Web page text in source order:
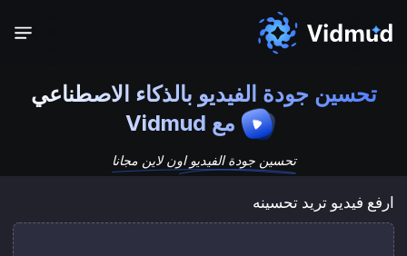
ارفع فيديو تريد تحسينه
تحسين جودة الفيديو بالذكاء الاصطناعي
مع Vidmud
تحسين جودة الفيديو اون لاين مجانا